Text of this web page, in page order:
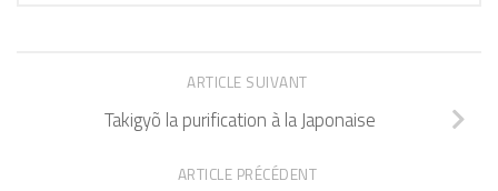
ARTICLE SUIVANT
Takigyõ la purification à la Japonaise
ARTICLE PRÉCÉDENT